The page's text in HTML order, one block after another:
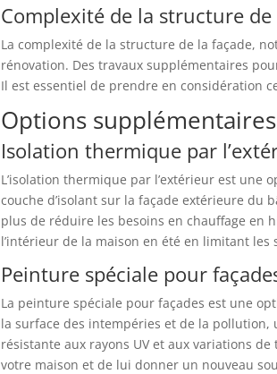
Complexité de la structure de
La complexité de la structure de la façade,
rénovation. Des travaux supplémentaires
Il est essentiel de prendre en considération
Options
Isolation thermique par
L’isolation thermique par l’extérieur est une
couche d’isolant sur la façade extérieure du
plus de réduire les besoins en chauffage en
l’intérieur de la maison en été en limitant les
Peinture spéciale pour
La peinture spéciale pour façades est une
la surface des intempéries et de la
résistante aux rayons UV et aux variations
votre maison et de lui donner un nouveau